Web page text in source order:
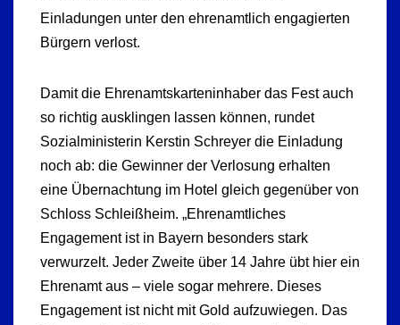
Einladungen unter den ehrenamtlich engagierten
Bürgern verlost.
Damit die Ehrenamtskarteninhaber das Fest auch
so richtig ausklingen lassen können, rundet
Sozialministerin Kerstin Schreyer die Einladung
noch ab: die Gewinner der Verlosung erhalten
eine Übernachtung im Hotel gleich gegenüber von
Schloss Schleißheim. „Ehrenamtliches
Engagement ist in Bayern besonders stark
verwurzelt. Jeder Zweite über 14 Jahre übt hier ein
Ehrenamt aus – viele sogar mehrere. Dieses
Engagement ist nicht mit Gold aufzuwiegen. Das